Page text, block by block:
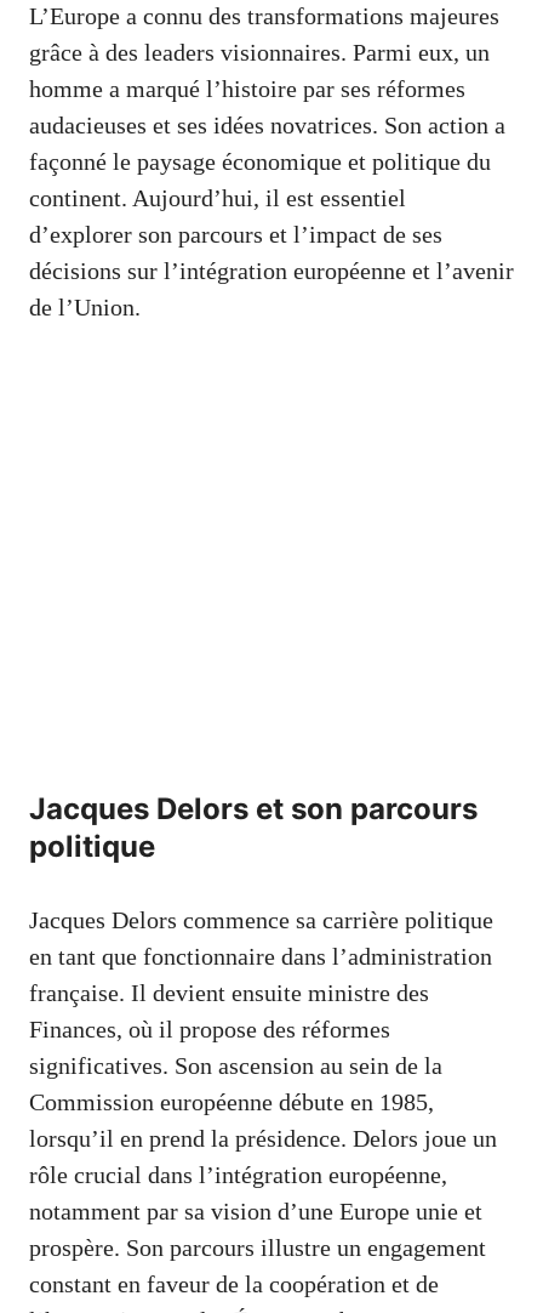
L’Europe a connu des transformations majeures
grâce à des leaders visionnaires. Parmi eux, un
homme a marqué l’histoire par ses réformes
audacieuses et ses idées novatrices. Son action a
façonné le paysage économique et politique du
continent. Aujourd’hui, il est essentiel
d’explorer son parcours et l’impact de ses
décisions sur l’intégration européenne et l’avenir
de l’Union.
Jacques Delors et son parcours
politique
Jacques Delors commence sa carrière politique
en tant que fonctionnaire dans l’administration
française. Il devient ensuite ministre des
Finances, où il propose des réformes
significatives. Son ascension au sein de la
Commission européenne débute en 1985,
lorsqu’il en prend la présidence. Delors joue un
rôle crucial dans l’intégration européenne,
notamment par sa vision d’une Europe unie et
prospère. Son parcours illustre un engagement
constant en faveur de la coopération et de